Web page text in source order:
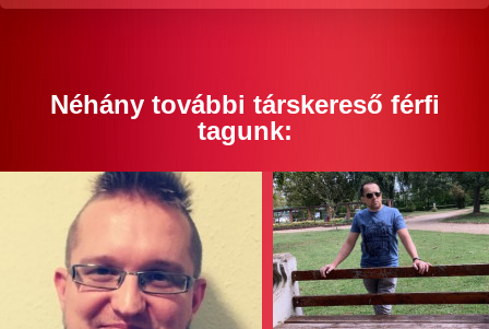
Néhány további társkereső férfi
tagunk: